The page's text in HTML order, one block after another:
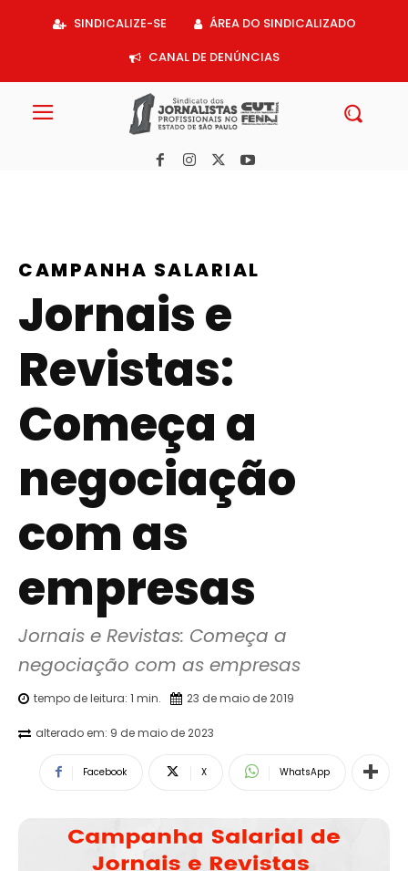
SINDICALIZE-SE
ÁREA DO SINDICALIZADO
CANAL DE DENÚNCIAS
CAMPANHA SALARIAL
Jornais e
Revistas:
Começa a
negociação
com as
empresas
Jornais e Revistas: Começa a
negociação com as empresas
tempo de leitura: 1 min. 23 de maio de 2019
alterado em: 9 de maio de 2023
Facebook X WhatsApp